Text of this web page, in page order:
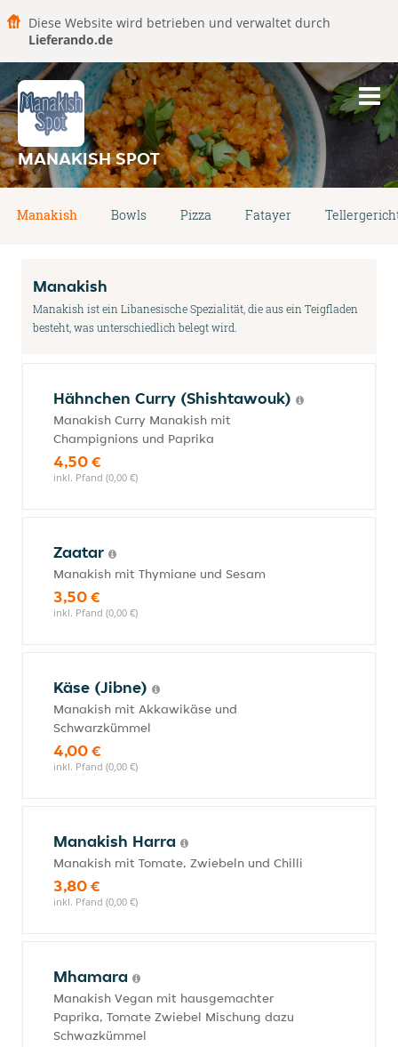
Diese Website wird betrieben und verwaltet durch
Lieferando.de
MANAKISH SPOT
Manakish Bowls Pizza Fatayer
Manakish
Manakish ist ein Libanesische Spezialität, die aus ein Teigfladen
besteht, was unterschiedlich belegt wird.
Hähnchen Curry (Shishtawouk)
Manakish Curry Manakish mit
Champignions und Paprika
4,50 €
inkl. Pfand (0,00 €)
Zaatar
Manakish mit Thymiane und Sesam
3,50 €
inkl. Pfand (0,00 €)
Käse (Jibne)
Manakish mit Akkawikäse und
Schwarzkümmel
4,00 €
inkl. Pfand (0,00 €)
Manakish Harra
Manakish mit Tomate, Zwiebeln und Chilli
3,80 €
inkl. Pfand (0,00 €)
Mhamara
Manakish Vegan mit hausgemachter
Paprika, Tomate Zwiebel Mischung dazu
Schwazkümmel